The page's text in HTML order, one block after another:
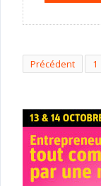
Précédent 1